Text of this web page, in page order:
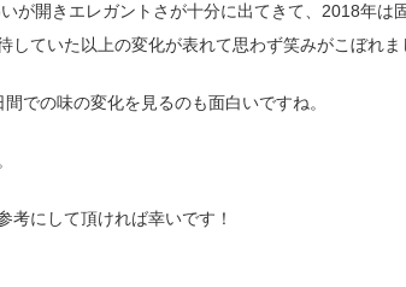
が開きエレガントさが十分に出てきて、2018年は
していた以上の変化が表れて思わず笑みがこぼれま
での味の変化を見るのも面白いですね。
考にして頂ければ幸いです！